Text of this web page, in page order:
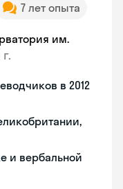
7 лет опыта
им.
в 2012
и вербальной